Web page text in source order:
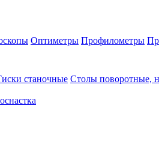
Оптиметры Профилометры
станочные Столы поворотные,